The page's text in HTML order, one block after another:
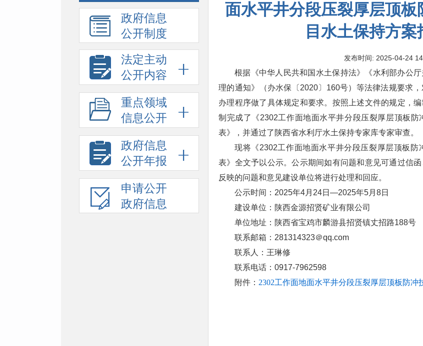
政府信息
公开制度
法定主动
公开内容
重点领域
信息公开
政府信息
公开年报
申请公开
政府信息
面水平井分段压裂厚层顶
目水土保持方
发布时间: 2025-04-24
根据《中华人民共和国水土保持法》《水利部办公
理的通知》（办水保〔2020〕160号）等法律法规要求
办理程序做了具体规定和要求。按照上述文件的规定，
制完成了《2302工作面地面水平井分段压裂厚层顶板
表》，并通过了陕西省水利厅水土保持专家库专家审查。
现将《2302工作面地面水平井分段压裂厚层顶板
表》全文予以公示。公示期间如有问题和意见可通过信
反映的问题和意见建设单位将进行处理和回应。
公示时间：2025年4月24日—2025年5月8日
建设单位：陕西金源招贤矿业有限公司
单位地址：陕西省宝鸡市麟游县招贤镇丈招路188号
联系邮箱：281314323＠qq.com
联系人：王琳修
联系电话：0917-7962598
附件： 2302工作面地面水平井分段压裂厚层顶板防